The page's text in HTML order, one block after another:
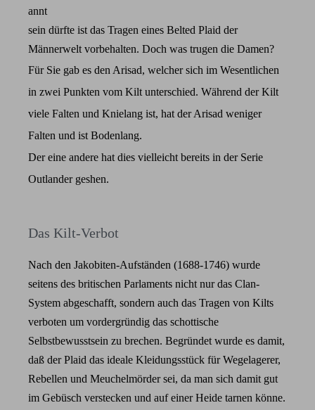
annt
sein dürfte ist das Tragen eines Belted Plaid der
Männerwelt vorbehalten. Doch was trugen die Damen?
Für Sie gab es den Arisad, welcher sich im Wesentlichen
in zwei Punkten vom Kilt unterschied. Während der Kilt
viele Falten und Knielang ist, hat der Arisad weniger
Falten und ist Bodenlang.
Der eine andere hat dies vielleicht bereits in der Serie
Outlander geshen.
Das Kilt-Verbot
Nach den Jakobiten-Aufständen (1688-1746) wurde
seitens des britischen Parlaments nicht nur das Clan-
System abgeschafft, sondern auch das Tragen von Kilts
verboten um vordergründig das schottische
Selbstbewusstsein zu brechen. Begründet wurde es damit,
daß der Plaid das ideale Kleidungsstück für Wegelagerer,
Rebellen und Meuchelmörder sei, da man sich damit gut
im Gebüsch verstecken und auf einer Heide tarnen könne.